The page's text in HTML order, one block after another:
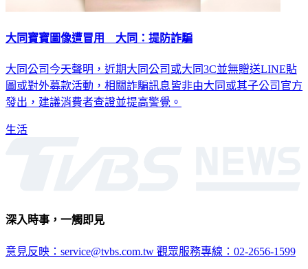
大同寶寶圖像遭冒用 大同：提防詐騙
大同公司今天聲明，近期大同公司或大同3C並無贈送LINE貼
圖或對外募款活動，相關詐騙訊息皆非由大同或其子公司官方
發出，建議消費者查證並提高警覺。
生活
深入時事，一觸即見
意見反映：service@tvbs.com.tw 觀眾服務專線：02-2656-1599